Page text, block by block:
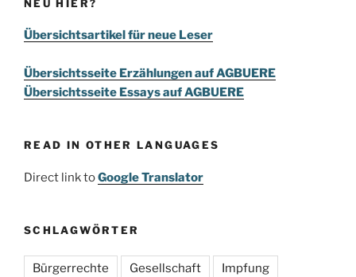
NEU HIER?
Übersichtsartikel für neue Leser
Übersichtsseite Erzählungen auf AGBUERE
Übersichtsseite Essays auf AGBUERE
READ IN OTHER LANGUAGES
Direct link toGoogle Translator
SCHLAGWÖRTER
Bürgerrechte Gesellschaft Impfung